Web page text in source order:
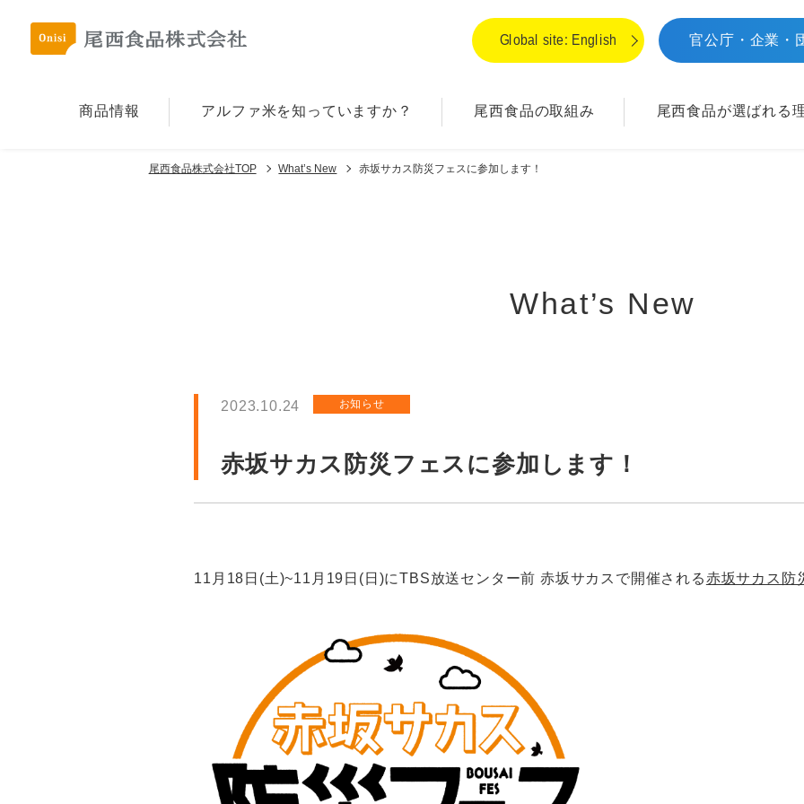
Global site: English 官公庁・企業・
商品情報 アルファ⽶を知っていますか？ 尾西食品の取組み 尾西食品が選ばれる
尾西食品株式会社TOP What’s New 赤坂サカス防災フェスに参加します！
What’s New
2023.10.24 お知らせ
赤坂サカス防災フェスに参加します！
11月18日(土)~11月19日(日)にTBS放送センター前 赤坂サカスで開催される赤坂サカス防